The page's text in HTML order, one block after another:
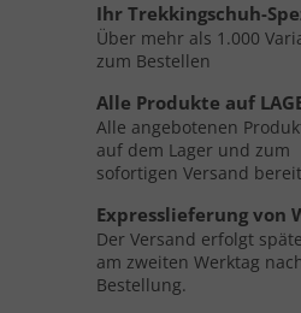
Ihr Trekkingschuh-
Über mehr als 1.000
zum Bestellen
Alle Produkte auf
Alle angebotenen
auf dem Lager und zum
sofortigen Versand
Expresslieferung von
Der Versand erfolgt
am zweiten Werktag
Bestellung.